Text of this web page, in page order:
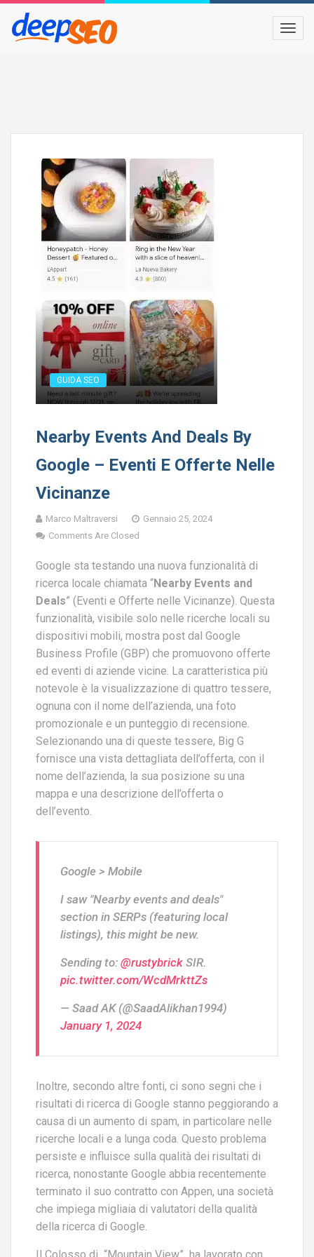
GUIDA SEO
Nearby Events And Deals By
Google – Eventi E Offerte Nelle
Vicinanze
Marco Maltraversi
Gennaio 25, 2024
Comments Are Closed
Google sta testando una nuova funzionalità di
ricerca locale chiamata “Nearby Events and
Deals” (Eventi e Offerte nelle Vicinanze). Questa
funzionalità, visibile solo nelle ricerche locali su
dispositivi mobili, mostra post dal Google
Business Profile (GBP) che promuovono offerte
ed eventi di aziende vicine. La caratteristica più
notevole è la visualizzazione di quattro tessere,
ognuna con il nome dell’azienda, una foto
promozionale e un punteggio di recensione.
Selezionando una di queste tessere, Big G
fornisce una vista dettagliata dell’offerta, con il
nome dell’azienda, la sua posizione su una
mappa e una descrizione dell’offerta o
dell’evento​​.
Google > Mobile
I saw "Nearby events and deals"
section in SERPs (featuring local
listings), this might be new.
Sending to: @rustybrick SIR.
pic.twitter.com/WcdMrkttZs
— Saad AK (@SaadAlikhan1994)
January 1, 2024
Inoltre, secondo altre fonti, ci sono segni che i
risultati di ricerca di Google stanno peggiorando a
causa di un aumento di spam, in particolare nelle
ricerche locali e a lunga coda. Questo problema
persiste e influisce sulla qualità dei risultati di
ricerca, nonostante Google abbia recentemente
terminato il suo contratto con Appen, una società
che impiega migliaia di valutatori della qualità
della ricerca di Google​​.